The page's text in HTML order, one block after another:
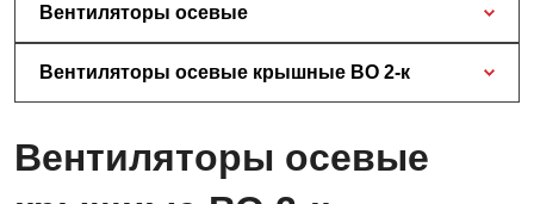
Вентиляторы осевые
Вентиляторы осевые крышные ВО 2-к
Вентиляторы осевые